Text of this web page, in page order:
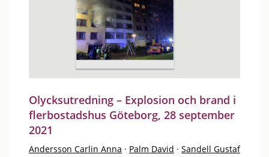
Olycksutredning – Explosion och brand i
flerbostadshus Göteborg, 28 september
2021
Andersson Carlin Anna · Palm David · Sandell Gustaf